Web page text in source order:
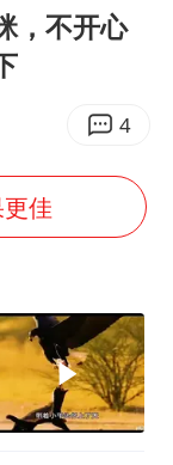
少13.19万
赛
笔试第一被劝弃考涉事副校长被撤职
构建更高水平的全民健身公共服务体系
，不开心
4
佳